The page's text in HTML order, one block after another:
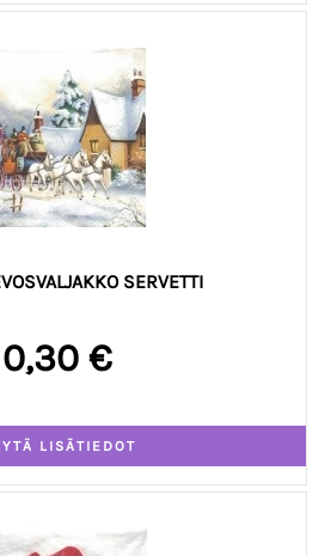
SERVETTI
0,30 €